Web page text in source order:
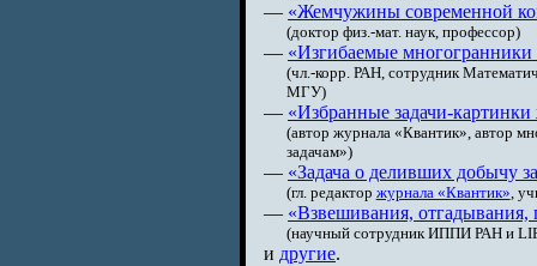
— «Жемчужины современной
(доктор физ.-мат. наук, профессор)
— «Изгибаемые
(чл.-корр. РАН, сотрудник
МГУ)
— «Избранные задачи-
(автор журнала «Квантик», автор
задачам»)
— «Задача о деливших добычу
(гл. редактор журнала «Квантик»,
— «Взвешивания,
(научный сотрудник ИППИ РАН и
и другие.